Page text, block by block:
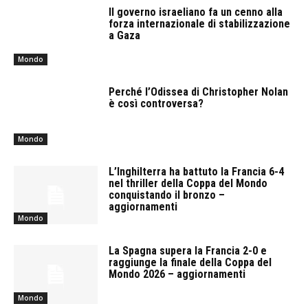
Mondo
Il governo israeliano fa un cenno alla
forza internazionale di stabilizzazione
a Gaza
Mondo
Perché l’Odissea di Christopher Nolan
è così controversa?
Mondo
L’Inghilterra ha battuto la Francia 6-4
nel thriller della Coppa del Mondo
conquistando il bronzo –
aggiornamenti
Mondo
La Spagna supera la Francia 2-0 e
raggiunge la finale della Coppa del
Mondo 2026 – aggiornamenti